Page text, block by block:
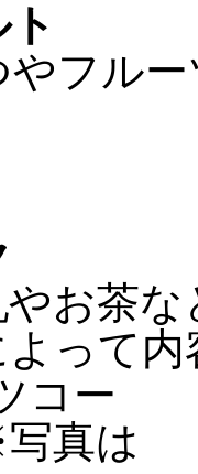
やフル
やお茶
って内